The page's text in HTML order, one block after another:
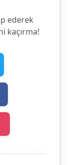
ederek
kaçırma!